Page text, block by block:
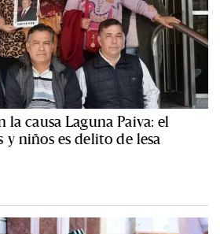
causa Laguna Paiva: el
y niños es delito de lesa